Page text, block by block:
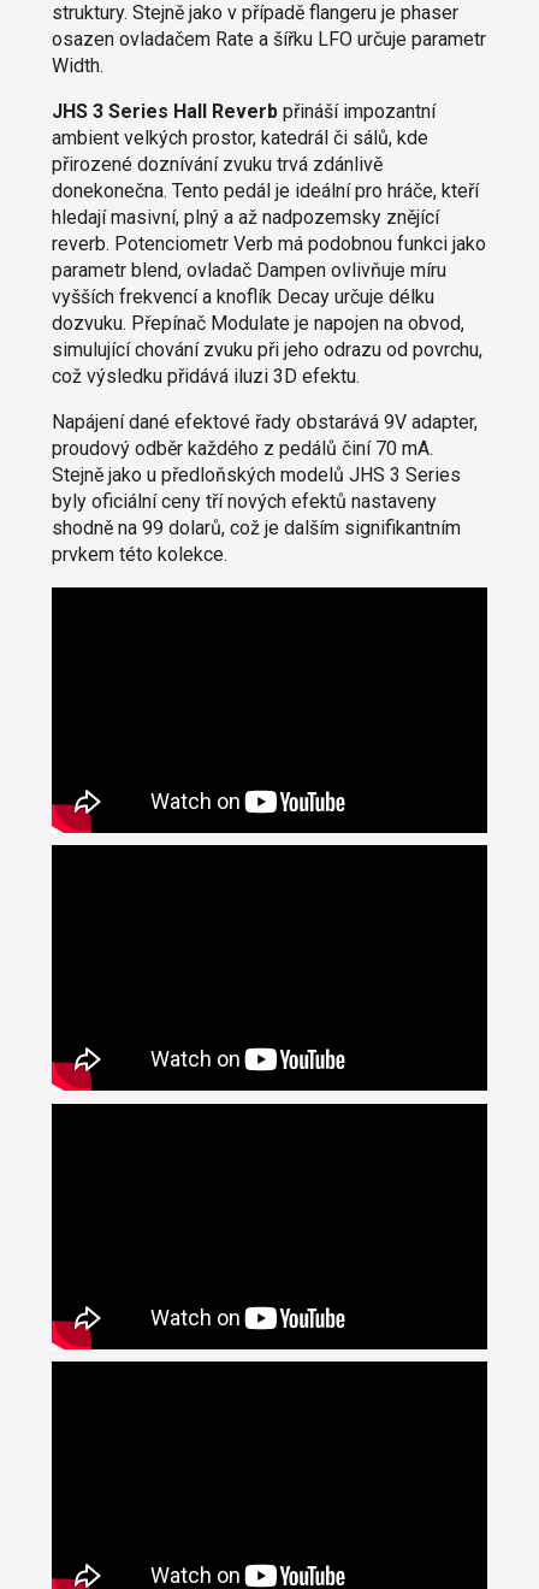
struktury. Stejně jako v případě flangeru je phaser
osazen ovladačem Rate a šířku LFO určuje parametr
Width.
JHS 3 Series Hall Reverb přináší impozantní
ambient velkých prostor, katedrál či sálů, kde
přirozené doznívání zvuku trvá zdánlivě
donekonečna. Tento pedál je ideální pro hráče, kteří
hledají masivní, plný a až nadpozemsky znějící
reverb. Potenciometr Verb má podobnou funkci jako
parametr blend, ovladač Dampen ovlivňuje míru
vyšších frekvencí a knoflík Decay určuje délku
dozvuku. Přepínač Modulate je napojen na obvod,
simulující chování zvuku při jeho odrazu od povrchu,
což výsledku přidává iluzi 3D efektu.
Napájení dané efektové řady obstarává 9V adapter,
proudový odběr každého z pedálů činí 70 mA.
Stejně jako u předloňských modelů JHS 3 Series
byly oficiální ceny tří nových efektů nastaveny
shodně na 99 dolarů, což je dalším signifikantním
prvkem této kolekce.